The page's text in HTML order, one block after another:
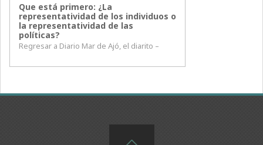
Que está primero: ¿La
representatividad de los individuos o
la representatividad de las
políticas?
Regresar a Diario Mar de Ajó, el diarito –